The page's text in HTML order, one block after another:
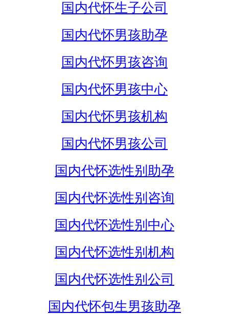
国内代怀生子公司
国内代怀男孩助孕
国内代怀男孩咨询
国内代怀男孩中心
国内代怀男孩机构
国内代怀男孩公司
国内代怀选性别助孕
国内代怀选性别咨询
国内代怀选性别中心
国内代怀选性别机构
国内代怀选性别公司
国内代怀包生男孩助孕